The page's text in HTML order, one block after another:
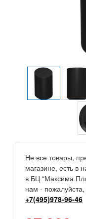
Не все товары,
магазине, есть в
в БЦ “Максима
нам -
+7(495)978-96-46